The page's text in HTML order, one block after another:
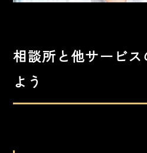
相談所と他サービ
よう